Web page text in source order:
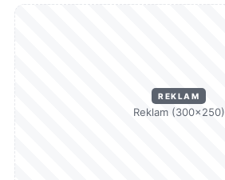
REKLAM
Reklam (300×250)